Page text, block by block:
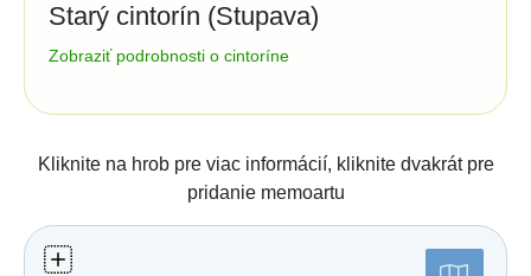
Bratislava - Vrakuňa
Brekov
Bučany
Budmerice
Bukovec okr. Košice
Bukovec okr. Myjava
Starý cintorín (Stupava)
Správa cintorína:
1010/24 90031 Stupava
Číslo účtu (IBAN):
Štatistiky:
Počet hrobov: 1574
Zobraziť podrobnosti o cintoríne
Kliknite na hrob pre viac informácií, kliknite dvakrát pre
pridanie memoartu